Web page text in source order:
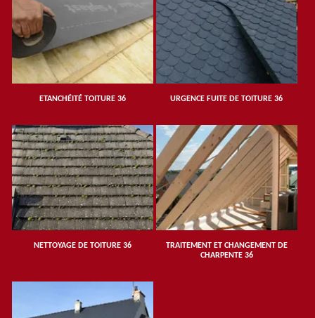
ETANCHÉITÉ TOITURE 36 URGENCE FUITE DE TOITURE 36
NETTOYAGE DE TOITURE 36
TRAITEMENT ET CHANGEMENT DE
CHARPENTE 36